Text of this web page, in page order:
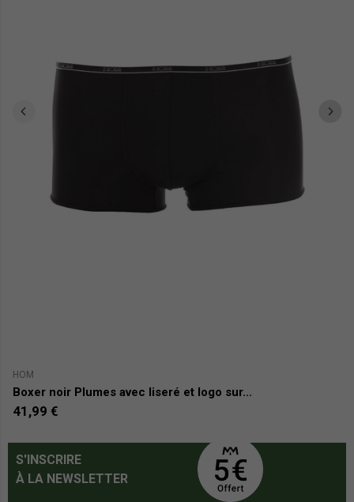
HOM
Boxer noir Plumes avec liseré et logo sur...
41,99 €
S'INSCRIRE
À LA NEWSLETTER